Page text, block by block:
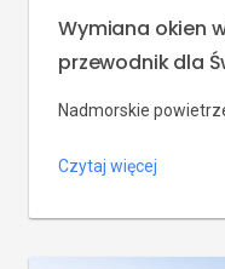
Wymiana okien
przewodnik dla
Nadmorskie
okolicach właściciele
Czytaj więcej